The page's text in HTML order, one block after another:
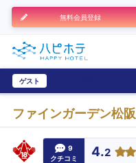
無料会員登録
ゲスト
ファインガーデン松阪
9
クチコミ
4.2